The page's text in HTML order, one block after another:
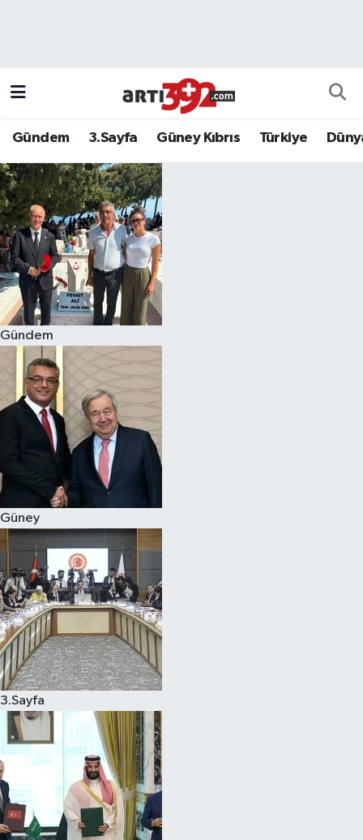
Gündem 3.Sayfa Güney Kıbrıs Türkiye
Gündem
Güney
3.Sayfa